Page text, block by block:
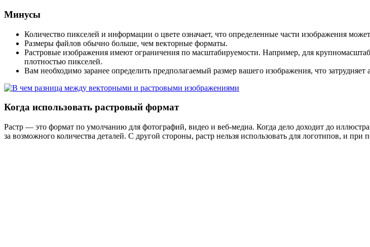
Минусы
Количество пикселей и информации о цвете означает, что определенные части изображения
Размеры файлов обычно больше, чем векторные форматы.
Растровые изображения имеют ограничения по масштабируемости. Например, для
плотностью пикселей.
Вам необходимо заранее определить предполагаемый размер вашего изображения, что
Когда использовать растровый формат
Растр — это формат по умолчанию для фотографий, видео и веб-медиа. Когда дело доходит до
за возможного количества деталей. С другой стороны, растр нельзя использовать для логотипов, и при